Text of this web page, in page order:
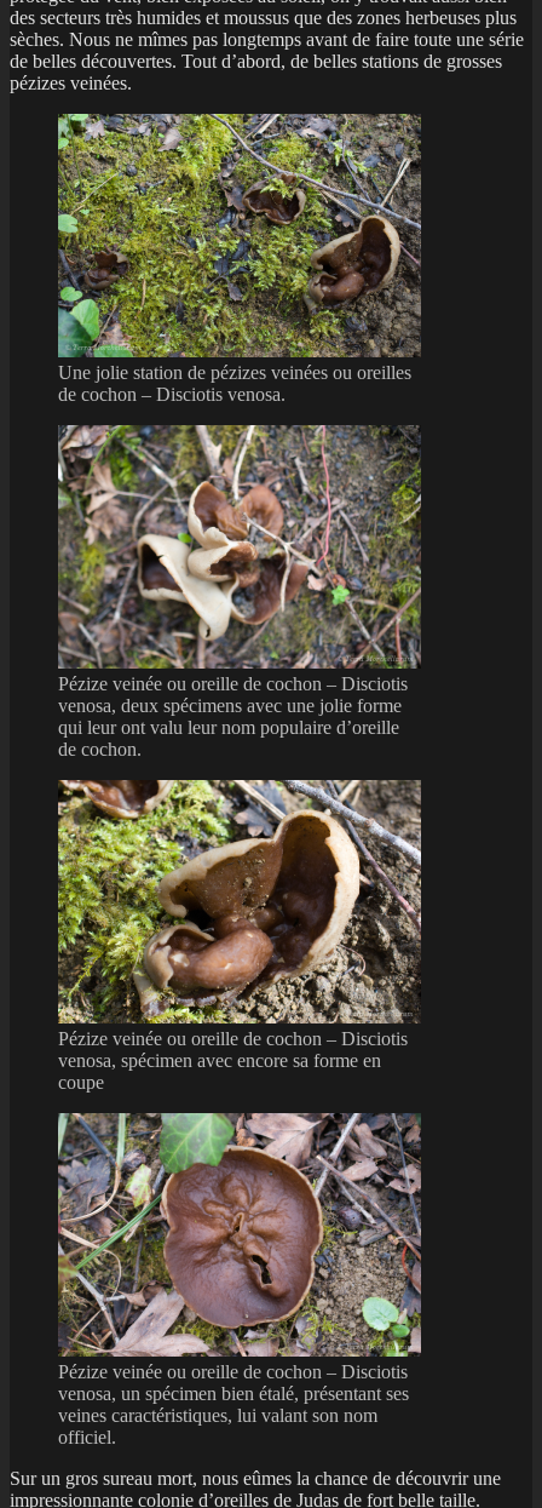
des secteurs très humides et moussus que des zones herbeuses plus
sèches. Nous ne mîmes pas longtemps avant de faire toute une série
de belles découvertes. Tout d’abord, de belles stations de grosses
pézizes veinées.
Une jolie station de pézizes veinées ou oreilles
de cochon – Disciotis venosa.
Pézize veinée ou oreille de cochon – Disciotis
venosa, deux spécimens avec une jolie forme
qui leur ont valu leur nom populaire d’oreille
de cochon.
Pézize veinée ou oreille de cochon – Disciotis
venosa, spécimen avec encore sa forme en
coupe
Pézize veinée ou oreille de cochon – Disciotis
venosa, un spécimen bien étalé, présentant ses
veines caractéristiques, lui valant son nom
officiel.
Sur un gros sureau mort, nous eûmes la chance de découvrir une
impressionnante colonie d’oreilles de Judas de fort belle taille.